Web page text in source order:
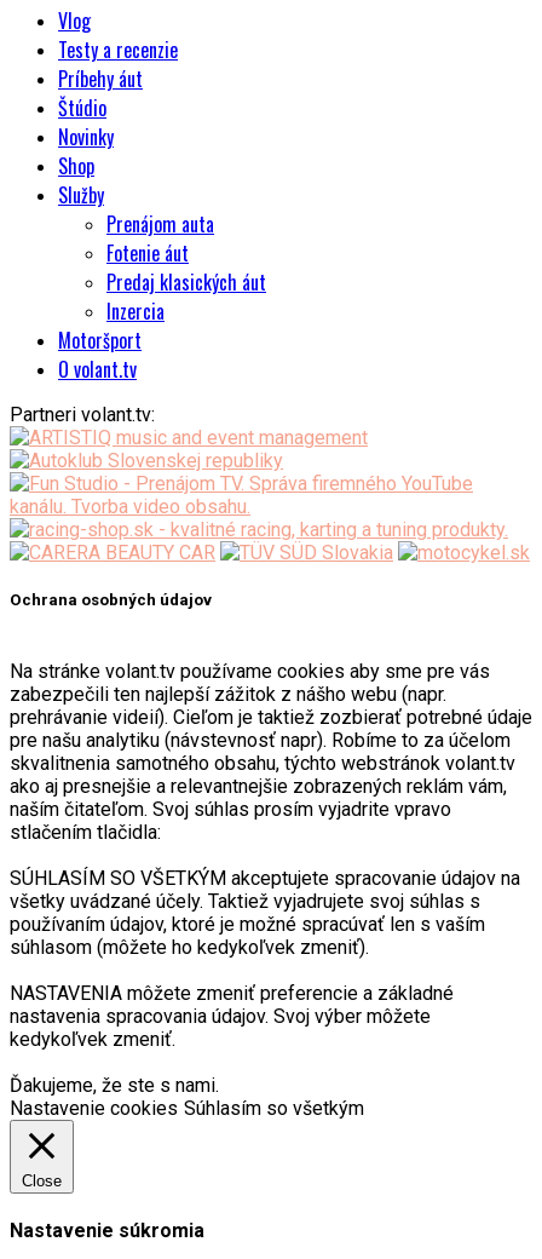
Vlog
Testy a recenzie
Príbehy áut
Štúdio
Novinky
Shop
Služby
Prenájom auta
Fotenie áut
Predaj klasických áut
Inzercia
Motoršport
O volant.tv
Partneri volant.tv:
Ochrana osobných údajov
Na stránke volant.tv používame cookies aby sme pre vás
zabezpečili ten najlepší zážitok z nášho webu (napr.
prehrávanie videií). Cieľom je taktiež zozbierať potrebné údaje
pre našu analytiku (návstevnosť napr). Robíme to za účelom
skvalitnenia samotného obsahu, týchto webstránok volant.tv
ako aj presnejšie a relevantnejšie zobrazených reklám vám,
naším čitateľom. Svoj súhlas prosím vyjadrite vpravo
stlačením tlačidla:
SÚHLASÍM SO VŠETKÝM akceptujete spracovanie údajov na
všetky uvádzané účely. Taktiež vyjadrujete svoj súhlas s
používaním údajov, ktoré je možné spracúvať len s vaším
súhlasom (môžete ho kedykoľvek zmeniť).
NASTAVENIA môžete zmeniť preferencie a základné
nastavenia spracovania údajov. Svoj výber môžete
kedykoľvek zmeniť.
Ďakujeme, že ste s nami.
Nastavenie cookies Súhlasím so všetkým
Close
Nastavenie súkromia